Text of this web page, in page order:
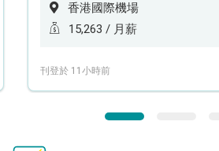
香港國際機場
15,263 / 月薪
刊登於 11小時前